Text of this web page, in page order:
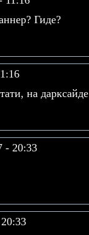
Гиде?
на
- 20:33